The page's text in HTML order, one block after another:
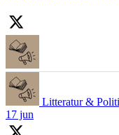
Litteratur &
17 jun